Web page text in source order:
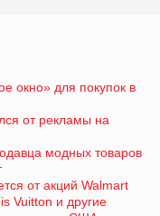
окно» для покупок в
от рекламы на
модных товаров
от акций Walmart
Vuitton и другие